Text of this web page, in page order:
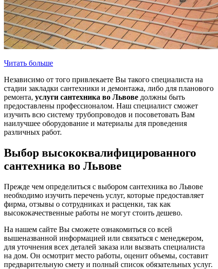
Читать больше
Независимо от того привлекаете Вы такого специалиста на
стадии закладки сантехники и демонтажа, либо для планового
ремонта, услуги сантехника во Львове должны быть
предоставлены профессионалом. Наш специалист сможет
изучить всю систему трубопроводов и посоветовать Вам
наилучшее оборудование и материалы для проведения
различных работ.
Выбор высококвалифицированного
сантехника во Львове
Прежде чем определиться с выбором сантехника во Львове
необходимо изучить перечень услуг, которые предоставляет
фирма, отзывы о сотрудниках и расценки, так как
высококачественные работы не могут стоить дешево.
На нашем сайте Вы сможете ознакомиться со всей
вышеназванной информацией или связаться с менеджером,
для уточнения всех деталей заказа или вызвать специалиста
на дом. Он осмотрит место работы, оценит объемы, составит
предварительную смету и полный список обязательных услуг.